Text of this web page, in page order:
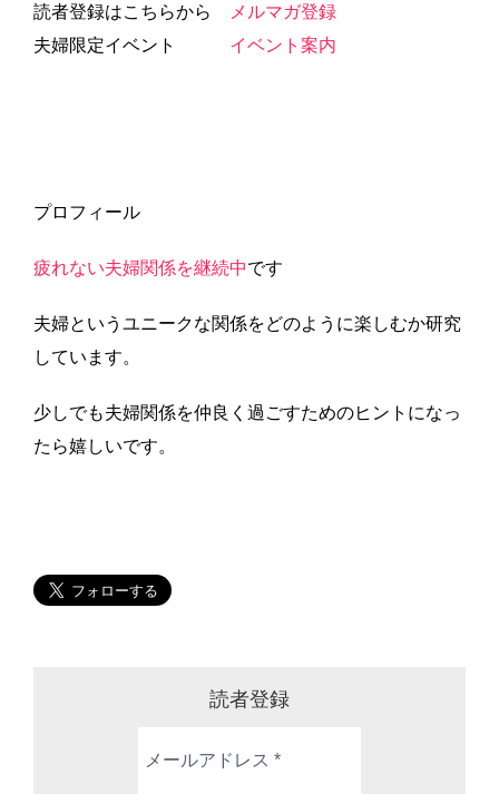
読者登録はこちらから
メルマガ登録
夫婦限定イベント イベント案内
プロフィール
疲れない夫婦関係を継続中です
夫婦というユニークな関係をどのように楽しむか研究
しています。
少しでも夫婦関係を仲良く過ごすためのヒントになっ
たら嬉しいです。
読者登録
ー